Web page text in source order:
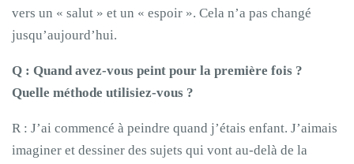
vers un « salut » et un « espoir ». Cela n’a pas changé
jusqu’aujourd’hui.
Q : Quand avez-vous peint pour la première fois ?
Quelle méthode utilisiez-vous ?
R : J’ai commencé à peindre quand j’étais enfant. J’aimais
imaginer et dessiner des sujets qui vont au-delà de la